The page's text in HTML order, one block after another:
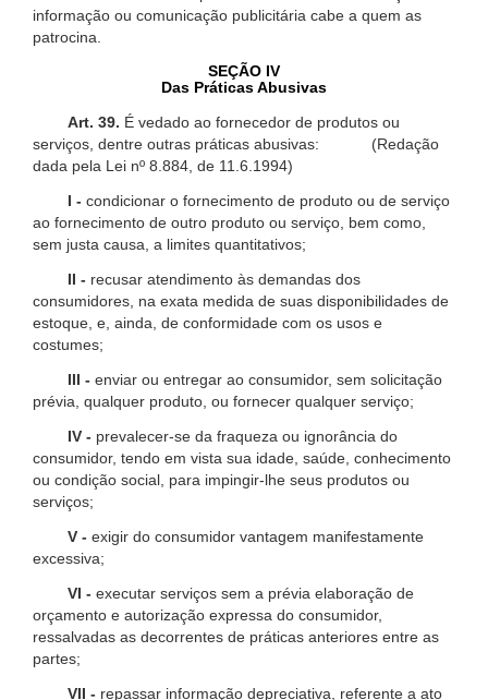
informação ou comunicação publicitária cabe a quem as
patrocina.
SEÇÃO IV
Das Práticas Abusivas
Art. 39. É vedado ao fornecedor de produtos ou
serviços, dentre outras práticas abusivas: (Redação
dada pela Lei nº 8.884, de 11.6.1994)
I - condicionar o fornecimento de produto ou de serviço
ao fornecimento de outro produto ou serviço, bem como,
sem justa causa, a limites quantitativos;
II - recusar atendimento às demandas dos
consumidores, na exata medida de suas disponibilidades de
estoque, e, ainda, de conformidade com os usos e
costumes;
III - enviar ou entregar ao consumidor, sem solicitação
prévia, qualquer produto, ou fornecer qualquer serviço;
IV - prevalecer-se da fraqueza ou ignorância do
consumidor, tendo em vista sua idade, saúde, conhecimento
ou condição social, para impingir-lhe seus produtos ou
serviços;
V - exigir do consumidor vantagem manifestamente
excessiva;
VI - executar serviços sem a prévia elaboração de
orçamento e autorização expressa do consumidor,
ressalvadas as decorrentes de práticas anteriores entre as
partes;
VII - repassar informação depreciativa, referente a ato